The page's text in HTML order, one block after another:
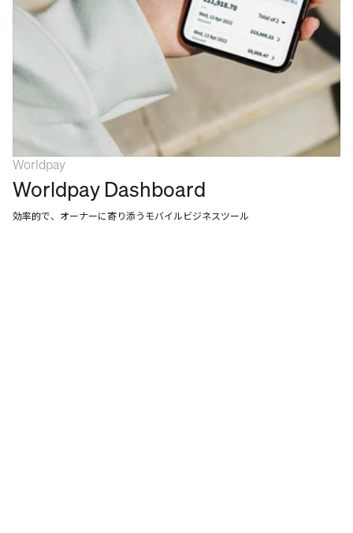
Worldpay
Worldpay Dashboard
効率的で、オーナーに寄り添うモバイルビジネスツール